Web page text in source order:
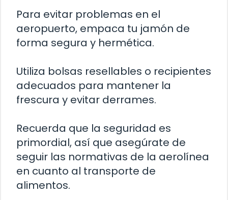
Para evitar problemas en el
aeropuerto, empaca tu jamón de
forma segura y hermética.
Utiliza bolsas resellables o recipientes
adecuados para mantener la
frescura y evitar derrames.
Recuerda que la seguridad es
primordial, así que asegúrate de
seguir las normativas de la aerolínea
en cuanto al transporte de
alimentos.